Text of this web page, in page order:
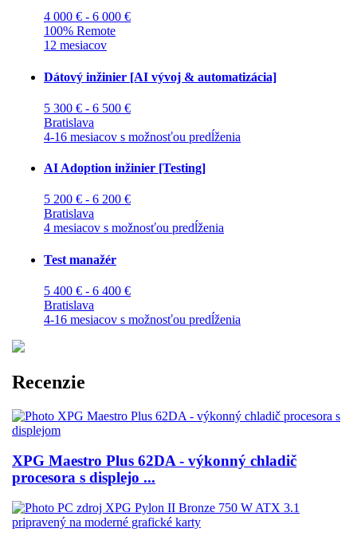
4 000 € - 6 000 €
100% Remote
12 mesiacov
Dátový inžinier [AI vývoj & automatizácia]
5 300 € - 6 500 €
Bratislava
4-16 mesiacov s možnosťou predĺženia
AI Adoption inžinier [Testing]
5 200 € - 6 200 €
Bratislava
4 mesiacov s možnosťou predĺženia
Test manažér
5 400 € - 6 400 €
Bratislava
4-16 mesiacov s možnosťou predĺženia
Recenzie
XPG Maestro Plus 62DA - výkonný chladič
procesora s displejo ...